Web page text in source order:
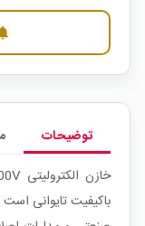
توضیحات
باکیفیت تایوانی